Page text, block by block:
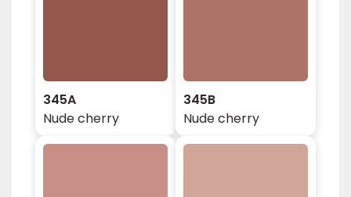
345A
Nude cherry
345B
Nude cherry